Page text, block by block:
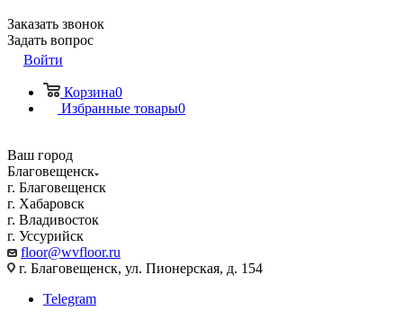
Заказать звонок
Задать вопрос
Войти
Корзина0
Избранные товары0
Ваш город
Благовещенск
г. Благовещенск
г. Хабаровск
г. Владивосток
г. Уссурийск
floor@wvfloor.ru
г. Благовещенск, ул. Пионерская, д. 154
Telegram